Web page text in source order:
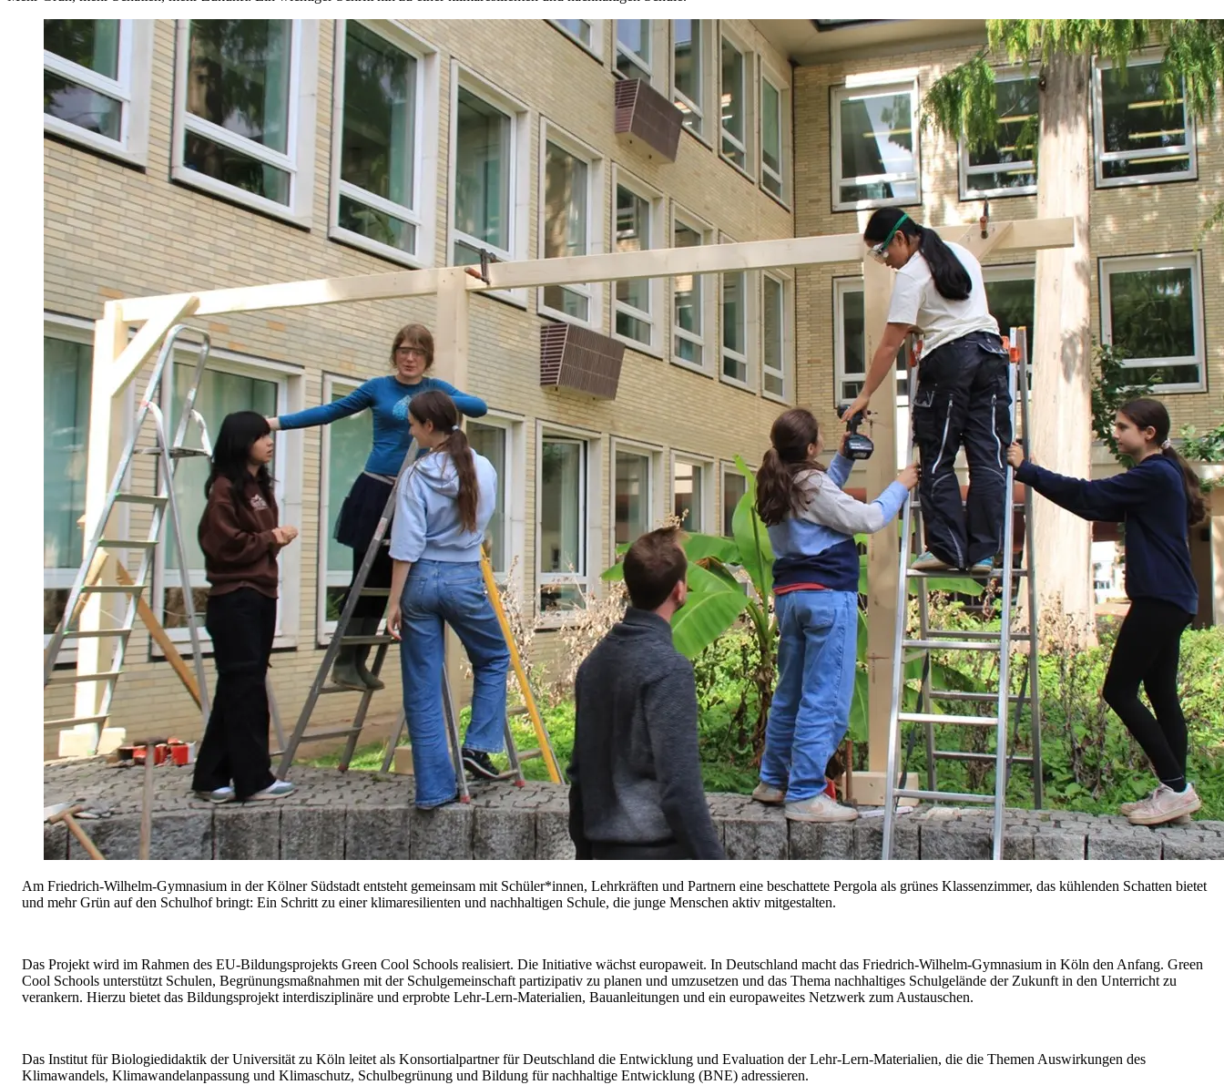
Am Friedrich-Wilhelm-Gymnasium in der Kölner Südstadt entsteht gemeinsam mit Schüler*innen, Lehrkräften und Partnern eine beschattete Pergola als grünes Klassenzimmer, das kühlenden Schatten bietet
und mehr Grün auf den Schulhof bringt: Ein Schritt zu einer klimaresilienten und nachhaltigen Schule, die junge Menschen aktiv mitgestalten.
Das Projekt wird im Rahmen des EU-Bildungsprojekts Green Cool Schools realisiert. Die Initiative wächst europaweit. In Deutschland macht das Friedrich-Wilhelm-Gymnasium in Köln den Anfang. Green
Cool Schools unterstützt Schulen, Begrünungsmaßnahmen mit der Schulgemeinschaft partizipativ zu planen und umzusetzen und das Thema nachhaltiges Schulgelände der Zukunft in den Unterricht zu
verankern. Hierzu bietet das Bildungsprojekt interdisziplinäre und erprobte Lehr-Lern-Materialien, Bauanleitungen und ein europaweites Netzwerk zum Austauschen.
Das Institut für Biologiedidaktik der Universität zu Köln leitet als Konsortialpartner für Deutschland die Entwicklung und Evaluation der Lehr-Lern-Materialien, die die Themen Auswirkungen des
Klimawandels, Klimawandelanpassung und Klimaschutz, Schulbegrünung und Bildung für nachhaltige Entwicklung (BNE) adressieren.